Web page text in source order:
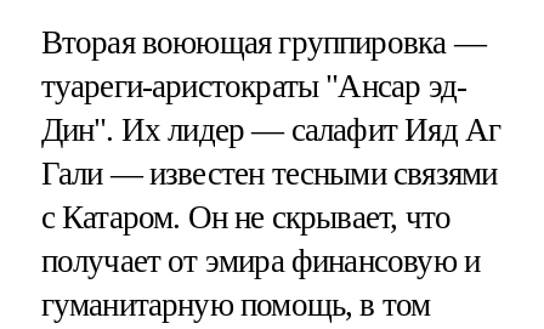
Вторая воюющая группировка —
туареги-аристократы "Ансар эд-
Дин". Их лидер — салафит Ияд Аг
Гали — известен тесными связями
с Катаром. Он не скрывает, что
получает от эмира финансовую и
гуманитарную помощь, в том